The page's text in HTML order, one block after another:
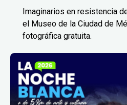
Imaginarios en resistencia
el Museo de la Ciudad de
fotográfica gratuita.